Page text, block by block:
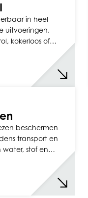
in heel
uitvoeringen.
kokerloos of…
beschermen
transport en
water, stof en…